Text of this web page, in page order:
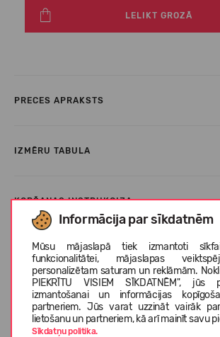
Informācija par sīkdatnēm
Mūsu mājaslapā tiek izmantoti
funkcionalitātei, mājaslapas
personalizētam saturam un reklāmām.
PIEKRĪTU VISIEM SĪKDATNĒM", jūs
izmantošanai un informācijas
partneriem. Jūs varat uzzināt vairāk
lietošanu un partneriem, kā arī mainīt savu
Sīkdatņu politika.
LELIKT GROZĀ
PRECES APRAKSTS
IZMĒRU TABULA
KOPŠANAS INSTRUKCIJA
PAR HEYDUDE
KLIENTU ATSAUKSMES (1)